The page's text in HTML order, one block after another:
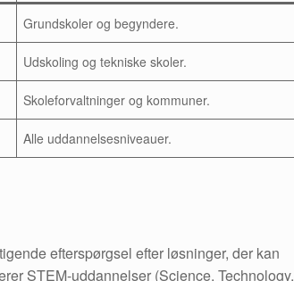
Grundskoler og begyndere.
Udskoling og tekniske skoler.
Skoleforvaltninger og kommuner.
Alle uddannelsesniveauer.
efterspørgsel efter løsninger, der kan
STEM-uddannelser (Science, Technology,